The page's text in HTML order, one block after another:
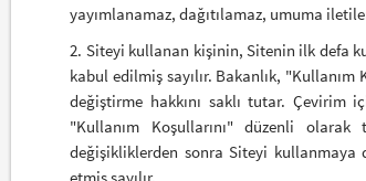
yayımlanamaz, dağıtılamaz, umuma
2. Siteyi kullanan kişinin, Sitenin ilk defa
kabul edilmiş sayılır. Bakanlık,
değiştirme hakkını saklı tutar. Çevirim
"Kullanım Koşullarını" düzenli olarak
değişikliklerden sonra Siteyi kullanmaya